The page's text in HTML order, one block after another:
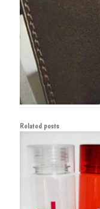
Related posts